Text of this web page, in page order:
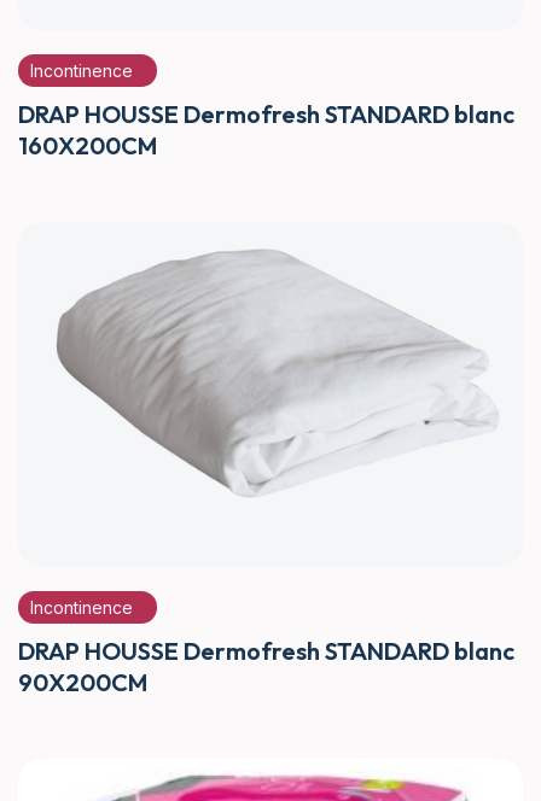
Incontinence
DRAP HOUSSE Dermofresh STANDARD blanc
160X200CM
Incontinence
DRAP HOUSSE Dermofresh STANDARD blanc
90X200CM